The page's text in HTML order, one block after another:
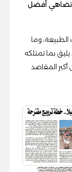
تضاهي أفضل
وما
بما تمتلكه
المقاصد